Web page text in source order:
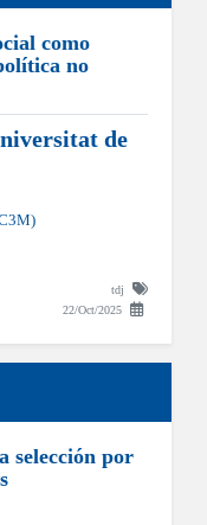
como
no
de
tdj
22/Oct/2025
selección por